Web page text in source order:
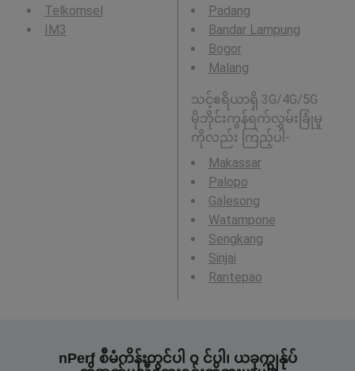
Telkomsel
IM3
Padang
Bandar Lampung
Bogor
Malang
သင့်ဧရိယာရှိ 3G/4G/5G
မိုဘိုင်းကွန်ရက်လွှမ်းခြုံမှု
ကိုလည်း ကြည့်ပါ-
Makassar
Palopo
Galesong
Watampone
Sengkang
Sinjai
Rantepao
nPerf စီမံကိန်းတွင်ပါ ၀ င်ပါ၊ ယခုကျွန်ုပ်